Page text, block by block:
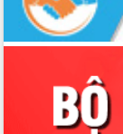
Đắk Lắk nỗ lực thúc
kinh tế từ 10% trở lên
II/2026
Đắk Lắk ký kết thỏa
chuyển đổi số giai
với Tập đoàn Bưu
Việt Nam